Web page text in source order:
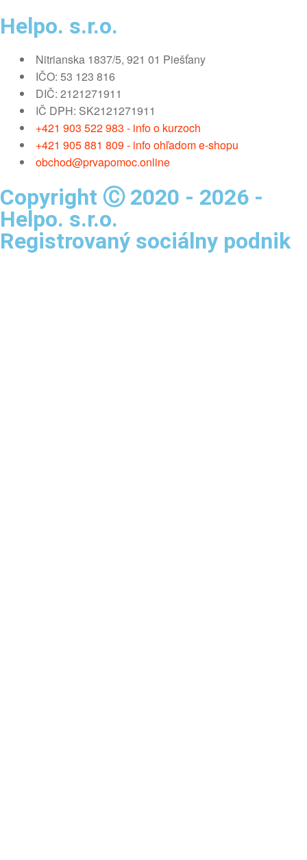
Helpo. s.r.o.
Nitrianska 1837/5, 921 01 Piešťany
IČO: 53 123 816
DIČ: 2121271911
IČ DPH: SK2121271911
+421 903 522 983 - info o kurzoch
+421 905 881 809 - info ohľadom e-shopu
obchod@prvapomoc.online
Copyright Ⓒ 2020 - 2026 -
Helpo. s.r.o.
Registrovaný sociálny podnik